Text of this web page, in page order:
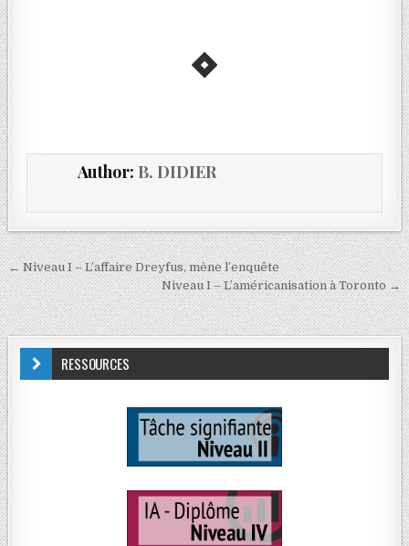
Author: B. DIDIER
← Niveau I – L’affaire Dreyfus, mène l’enquête
Niveau I – L’américanisation à Toronto →
RESSOURCES